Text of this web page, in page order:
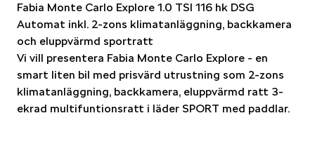
Fabia Monte Carlo Explore 1.0 TSI 116 hk DSG
Automat inkl. 2-zons klimatanläggning, backkamera
och eluppvärmd sportratt
Vi vill presentera Fabia Monte Carlo Explore - en
smart liten bil med prisvärd utrustning som 2-zons
klimatanläggning, backkamera, eluppvärmd ratt 3-
ekrad multifuntionsratt i läder SPORT med paddlar.